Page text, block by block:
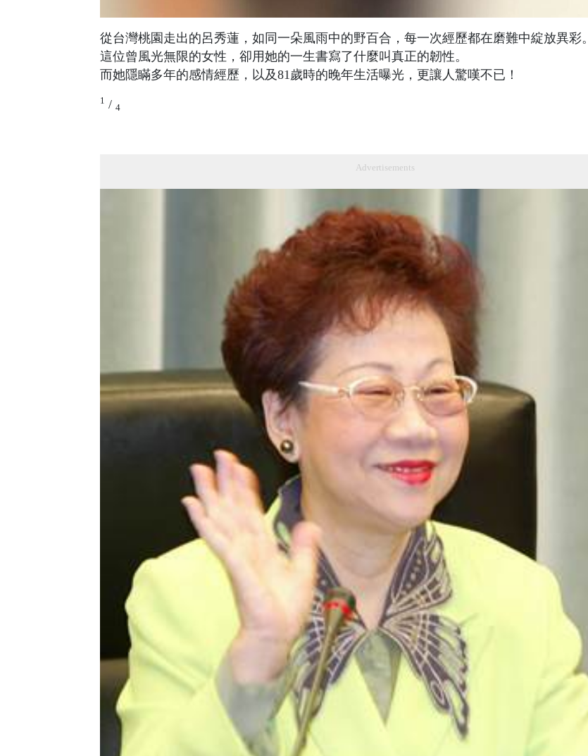
從台灣桃園走出的呂秀蓮，如同一朵風雨中的野百合，每一次經歷都在磨難中綻放異彩。
這位曾風光無限的女性，卻用她的一生書寫了什麼叫真正的韌性。
而她隱瞞多年的感情經歷，以及81歲時的晚年生活曝光，更讓人驚嘆不已！
1 / 4
Advertisements